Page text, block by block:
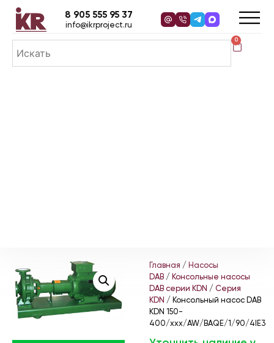
0
8 905 555 95 37
info@ikrproject.ru
Главная / Насосы
DAB / Консольные насосы
DAB серии KDN / Серия
KDN / Консольный насос DAB
KDN 150-
400/xxx/AW/BAQE/1/90/4IE3